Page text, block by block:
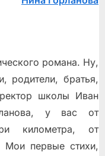
романа. Ну,
родители, братья,
школы Иван
у вас от
километра, от
Мои первые стихи,